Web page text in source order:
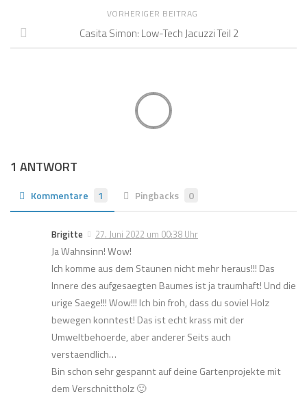
VORHERIGER BEITRAG
Casita Simon: Low-Tech Jacuzzi Teil 2
1 ANTWORT
Kommentare 1 Pingbacks 0
Brigitte 27. Juni 2022 um 00:38 Uhr
Ja Wahnsinn! Wow!
Ich komme aus dem Staunen nicht mehr heraus!!! Das
Innere des aufgesaegten Baumes ist ja traumhaft! Und die
urige Saege!!! Wow!!! Ich bin froh, dass du soviel Holz
bewegen konntest! Das ist echt krass mit der
Umweltbehoerde, aber anderer Seits auch
verstaendlich…
Bin schon sehr gespannt auf deine Gartenprojekte mit
dem Verschnittholz 🙂